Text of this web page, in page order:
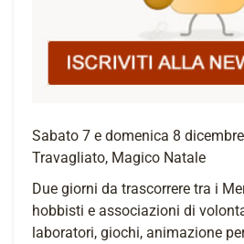
Sabato 7 e domenica 8
Travagliato, Magico Natale
Due giorni da trascorrere tra i
hobbisti e associazioni di
laboratori, giochi, animazione